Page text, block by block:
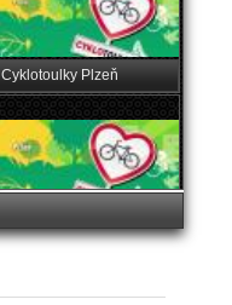
Cyklotoulky Plzeň
Kokotské rybníky